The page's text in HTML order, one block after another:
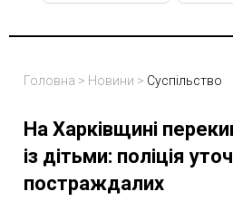
Головна > Новини > Суспільство
На Харківщині
із дітьми: поліція
постраждалих